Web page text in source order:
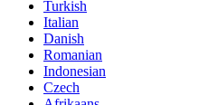
Turkish
Italian
Danish
Romanian
Indonesian
Czech